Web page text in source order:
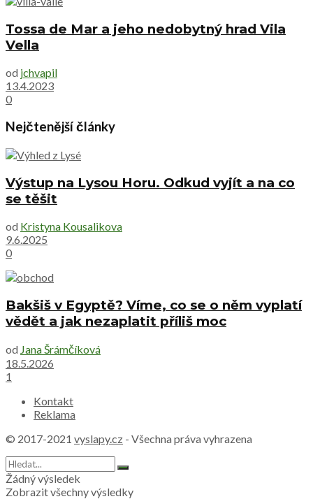
Tossa de Mar a jeho nedobytný hrad Vila
Vella
od jchvapil
13.4.2023
0
Nejčtenější články
Výstup na Lysou Horu. Odkud vyjít a na co
se těšit
od Kristyna Kousalikova
9.6.2025
0
Bakšiš v Egyptě? Víme, co se o něm vyplatí
vědět a jak nezaplatit příliš moc
od Jana Šrámčíková
18.5.2026
1
Kontakt
Reklama
© 2017-2021 vyslapy.cz - Všechna práva vyhrazena
Žádný výsledek
Zobrazit všechny výsledky